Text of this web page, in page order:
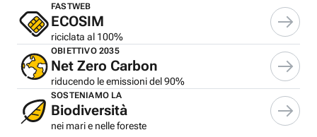
FASTWEB
ECOSIM
riciclata al 100%
OBIETTIVO 2035
Net Zero Carbon
riducendo le emissioni del 90%
SOSTENIAMO LA
Biodiversità
nei mari e nelle foreste